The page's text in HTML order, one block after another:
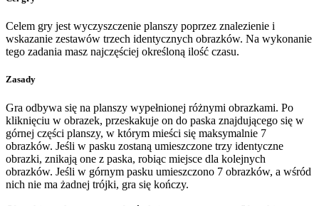
Celem gry jest wyczyszczenie planszy poprzez znalezienie i
wskazanie zestawów trzech identycznych obrazków. Na wykonanie
tego zadania masz najczęściej określoną ilość czasu.
Zasady
Gra odbywa się na planszy wypełnionej różnymi obrazkami. Po
kliknięciu w obrazek, przeskakuje on do paska znajdującego się w
górnej części planszy, w którym mieści się maksymalnie 7
obrazków. Jeśli w pasku zostaną umieszczone trzy identyczne
obrazki, znikają one z paska, robiąc miejsce dla kolejnych
obrazków. Jeśli w górnym pasku umieszczono 7 obrazków, a wśród
nich nie ma żadnej trójki, gra się kończy.